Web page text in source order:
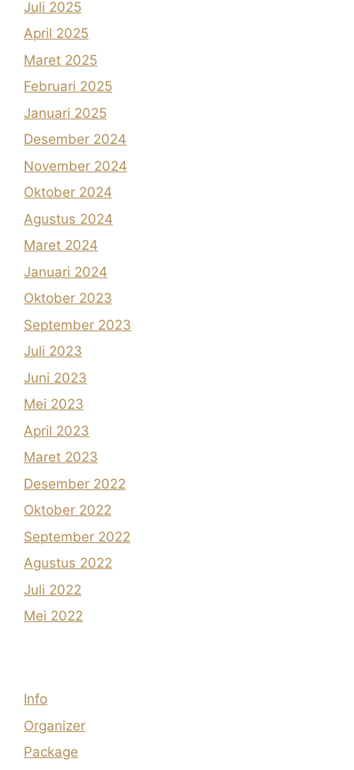
Juli 2025
April 2025
Maret 2025
Februari 2025
Januari 2025
Desember 2024
November 2024
Oktober 2024
Agustus 2024
Maret 2024
Januari 2024
Oktober 2023
September 2023
Juli 2023
Juni 2023
Mei 2023
April 2023
Maret 2023
Desember 2022
Oktober 2022
September 2022
Agustus 2022
Juli 2022
Mei 2022
Info
Organizer
Package